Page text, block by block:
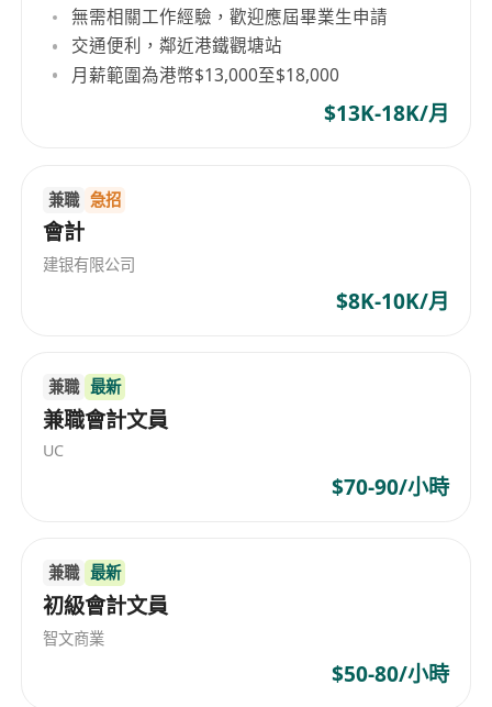
上班時間：週一至五 9:00am - 6:00pm
全職職位，視乎經驗提供在職培訓及晉升機會
無需相關工作經驗，歡迎應屆畢業生申請
交通便利，鄰近港鐵觀塘站
月薪範圍為港幣$13,000至$18,000
$13K-18K/月
兼職 急招
會計
建银有限公司
$8K-10K/月
兼職 最新
兼職會計文員
UC
$70-90/小時
兼職 最新
初級會計文員
智文商業
$50-80/小時